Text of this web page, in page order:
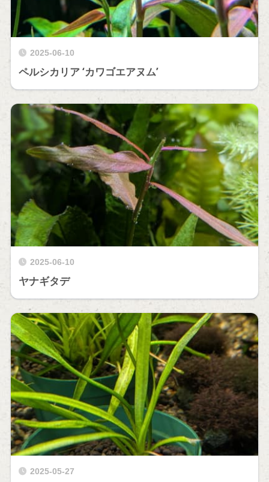
2025-06-10
ペルシカリア ‘カワゴエアヌム’
2025-06-10
ヤナギタデ
2025-05-27